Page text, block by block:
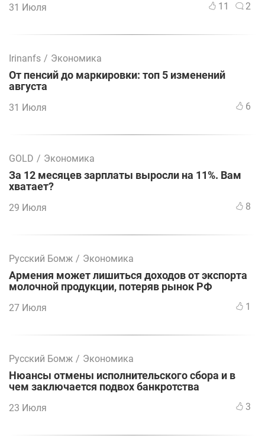
31 Июля 11 2
Irinanfs / Экономика
От пенсий до маркировки: топ 5 изменений
августа
31 Июля 6
GOLD / Экономика
За 12 месяцев зарплаты выросли на 11%. Вам
хватает?
29 Июля 8
Русский Бомж / Экономика
Армения может лишиться доходов от экспорта
молочной продукции, потеряв рынок РФ
27 Июля 1
Русский Бомж / Экономика
Нюансы отмены исполнительского сбора и в
чем заключается подвох банкротства
23 Июля 3